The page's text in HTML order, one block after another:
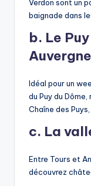
Verdon sont un
baignade dans
b. Le
Auvergne
Idéal pour un
du Puy du
Chaîne des
c. La
Entre Tours et
découvrez